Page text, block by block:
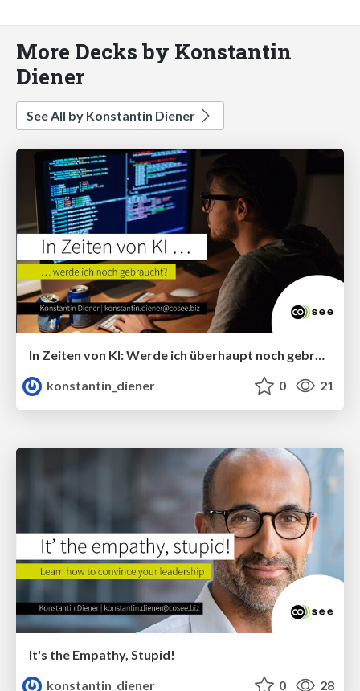
More Decks by Konstantin
Diener
See All by Konstantin Diener
In Zeiten von KI: Werde ich überhaupt noch gebraucht?
konstantin_diener
0 21
It's the Empathy, Stupid!
konstantin_diener
0 28